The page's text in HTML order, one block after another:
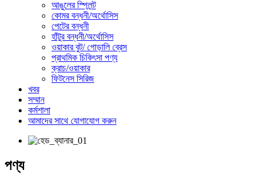
আঙুলের স্প্লিন্ট
কোমর বন্ধনী/অর্থোসিস
পেটের বন্ধনী
হাঁটুর বন্ধনী/অর্থোসিস
ওয়াকার বুট/ গোড়ালি ব্রেস
প্রাথমিক চিকিৎসা পণ্য
ক্রাচ/ওয়াকার
ফিটনেস সিরিজ
খবর
সম্মান
কর্মশালা
আমাদের সাথে যোগাযোগ করুন
পণ্য